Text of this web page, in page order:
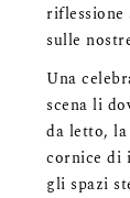
sulle
Una
scena li
da letto,
cornice di
gli spazi